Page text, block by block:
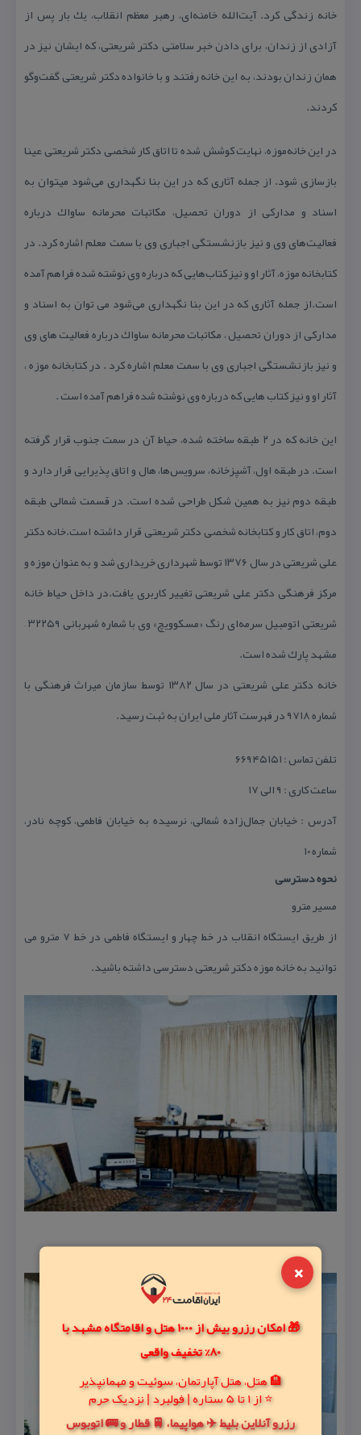
×
🎁 امکان رزرو بیش از 1000 هتل و اقامتگاه مشهد با
80% تخفیف واقعی
🏨 هتل، هتل آپارتمان، سوئیت و مهمانپذیر
⭐ از 1 تا 5 ستاره | فولبرد | نزدیک حرم
رزرو آنلاین بلیط ✈️ هواپیما، 🚆 قطار و 🚌 اتوبوس
خانه زندگی كرد. آیت‌الله خامنه‌ای، رهبر معظم انقلاب، یك بار پس از
آزادی از زندان، برای دادن خبر سلامتی دكتر شریعتی، كه ایشان نیز در
همان زندان بودند، به این خانه رفتند و با خانواده دكتر شریعتی گفت‌و‌گو
كردند.
در این خانه‌موزه، نهایت كوشش شده تا اتاق كار شخصی دكتر شریعتی عینا
بازسازی شود. از جمله آثاری كه در این بنا نگهداری می‌شود می‎توان به
اسناد و مداركی از دوران تحصیل، مكاتبات محرمانه ساواك درباره
فعالیت‌های وی و نیز بازنشستگی اجباری وی با سمت معلم اشاره كرد. در
كتابخانه موزه، آثار او و نیز كتاب‌هایی كه درباره وی نوشته شده فراهم آمده
است.از جمله آثاری كه در این بنا نگهداری می‌شود می ‎توان به اسناد و
مداركی از دوران تحصیل ، مكاتبات محرمانه ساواك درباره فعالیت‌ های وی
و نیز بازنشستگی اجباری وی با سمت معلم اشاره كرد . در كتابخانه موزه ،
آثار او و نیز كتاب‌ هایی كه درباره وی نوشته شده فراهم آمده است .
این خانه كه در ۲ طبقه ساخته شده، حیاط آن در سمت جنوب قرار گرفته
است. در طبقه اول، آشپزخانه، سرویس‌ها، هال و اتاق پذیرایی قرار دارد و
طبقه دوم نیز به همین شكل طراحی شده است. در قسمت شمالی طبقه
دوم، اتاق كار و كتابخانه شخصی دكتر شریعتی قرار داشته است.خانه دكتر
علی شریعتی در سال ۱۳۷۶ توسط شهرداری خریداری شد و به عنوان موزه و
مركز فرهنگی دكتر علی شریعتی تغییر كاربری یافت.در داخل حیاط خانه
شریعتی اتومبیل سرمه‌ای رنگ «مسكوویچ» وی با شماره شهربانی ۳۲۲۵۹ –
مشهد پارك شده است.
خانه دكتر علی شریعتی در سال ۱۳۸۲ توسط سازمان میراث فرهنگی با
شماره ۹۷۱۸ در فهرست آثار ملی ایران به ثبت رسید.
تلفن تماس : ۶۶۹۴۵۱۵۱
ساعت كاری : ۹ الی ۱۷
آدرس : خیابان جمال‌زاده شمالی، نرسیده به خیابان فاطمی، كوچه نادر،
شماره ۱۰
نحوه دسترسی
مسیر مترو
از طریق ایستگاه انقلاب در خط چهار و ایستگاه فاطمی در خط ۷ مترو می
توانید به خانه موزه دكتر شریعتی دسترسی داشته باشید.